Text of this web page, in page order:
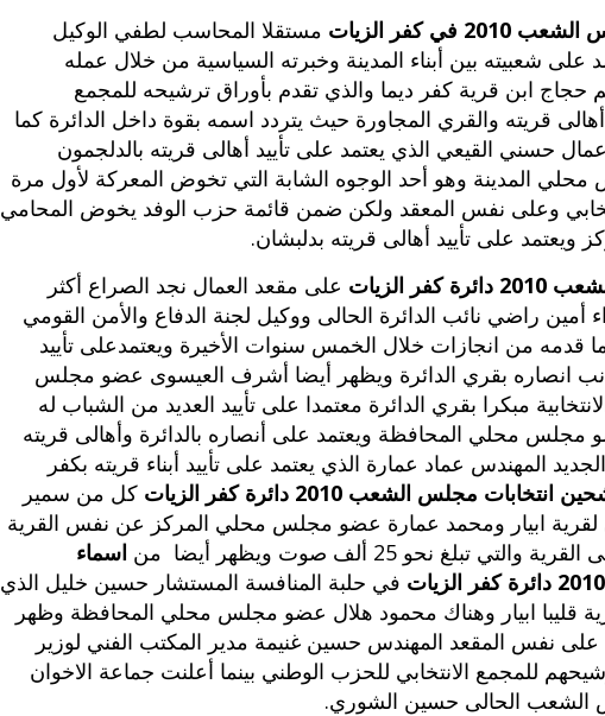
في كفر الزيات
مستقلا المحاسب لطفي الوكيل
شعبيته بين أبناء المدينة وخبرته السياسية من خلال عمله
حجاج ابن قرية كفر ديما والذي تقدم بأوراق ترشيحه للمجمع
أهالى قريته والقري المجاورة حيث يتردد اسمه بقوة داخل الدائرة كما
حسني القيعي الذي يعتمد على تأييد أهالى قريته بالدلجمون
المدينة وهو أحد الوجوه الشابة التي تخوض المعركة لأول مرة
وعلى نفس المعقد ولكن ضمن قائمة حزب الوفد يخوض المحامي
على تأييد أهالى قريته بدلبشان.
الزيات
على مقعد العمال نجد الصراع أكثر
أمين راضي نائب الدائرة الحالى ووكيل لجنة الدفاع والأمن القومي
من انجازات خلال الخمس سنوات الأخيرة ويعتمدعلى تأييد
انصاره بقري الدائرة ويظهر أيضا أشرف العيسوى عضو مجلس
مبكرا بقري الدائرة معتمدا على تأييد العديد من الشباب له
محلي المحافظة ويعتمد على أنصاره بالدائرة وأهالى قريته
المهندس عماد عمارة الذي يعتمد على تأييد أبناء قريته بكفر
انتخابات مجلس الشعب 2010 دائرة كفر الزيات
كل من سمير
ابيار ومحمد عمارة عضو مجلس محلي المركز عن نفس القرية
نحو 25 ألف صوت ويظهر أيضا من
اسماء
في حلبة المنافسة المستشار حسين خليل الذي
قليبا ابيار وهناك محمود هلال عضو مجلس محلي المحافظة وظهر
نفس المقعد المهندس حسين غنيمة مدير المكتب الفني لوزير
للمجمع الانتخابي للحزب الوطني بينما أعلنت جماعة الاخوان
الحالى حسين الشوري.
وصفات أكلات عيد راس السنة الميلادية
والميلاد المجيد الكريسما...
المولد النبوي مع